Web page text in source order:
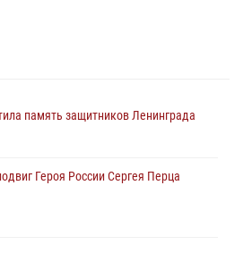
память защитников Ленинграда
Героя России Сергея Перца